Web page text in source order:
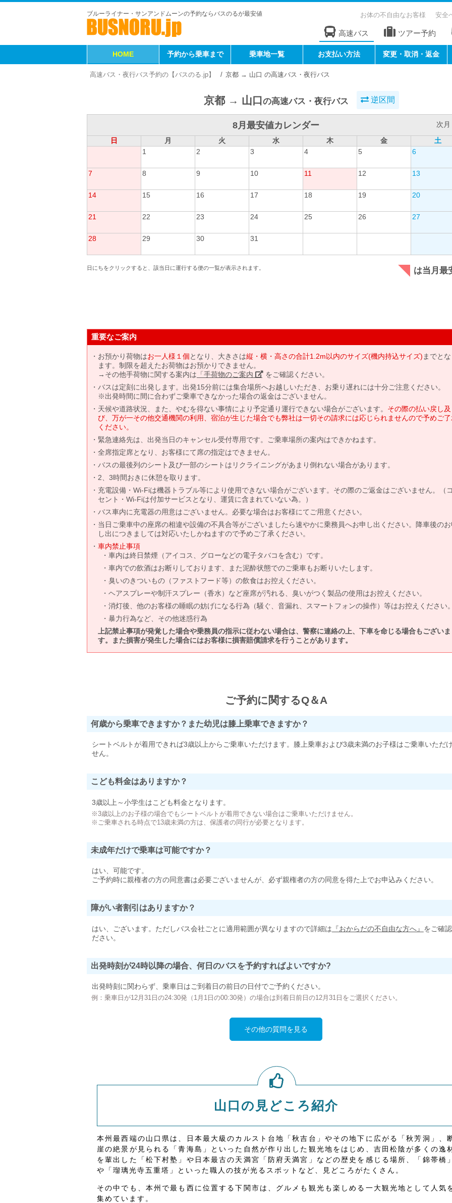
ブルーライナー・サンアンドムーンの予約ならバスのるが最安値 お体の不自由なお客様 安全
高速バス ツアー予約
HOME 予約から乗車まで 乗車地一覧 お支払い方法 変更・取消・返金
高速バス・夜行バス予約の【バスのる.jp】 京都 → 山口 の高速バス・夜行バス
京都 → 山口の高速バス・夜行バス 逆区間
8月最安値カレンダー
次月
日
月 火 水 木 金
土
1
2 3 4 5 6
7 8 9 10 11 12 13
14 15 16 17 18 19 20
21 22 23 24 25 26 27
28 29 30 31
日にちをクリックすると、該当日に運行する便の一覧が表示されます。 は当月最
重要なご案内
お預かり荷物はお一人様１個となり、大きさは縦・横・高さの合計1.2m以内のサイズ(機内持込サイズ) までと
ます。制限を超えたお荷物はお預かりできません。
→その他手荷物に関する案内は 「手荷物のご案内」 をご確認ください。
バスは定刻に出発します。出発15分前には集合場所へお越しいただき、お乗り遅れには十分ご注意ください。
※出発時間に間に合わずご乗車できなかった場合の返金はございません。
天候や道路状況、また、やむを得ない事情により予定通り運行できない場合がございます。 その際の払い戻し及
び、万が一その他交通機関の利用、宿泊が生じた場合でも弊社は一切その請求には応じられませんので予めご
ください。
緊急連絡先は、出発当日のキャンセル受付専用です。ご乗車場所の案内はできかねます。
全席指定席となり、お客様にて席の指定はできません。
バスの最後列のシート及び一部のシートはリクライニングがあまり倒れない場合があります。
2、3時間おきに休憩を取ります。
充電設備・Wi-Fiは機器トラブル等により使用できない場合がございます。その際のご返金はございません。（
セント・Wi-Fiは付加サービスとなり、運賃に含まれていない為。）
バス車内に充電器の用意はございません。必要な場合はお客様にてご用意ください。
当日ご乗車中の座席の相違や設備の不具合等がございましたら速やかに乗務員へお申し出ください。降車後の
し出につきましては対応いたしかねますので予めご了承ください。
車内禁止事項
車内は終日禁煙（アイコス、グローなどの電子タバコを含む）です。
車内での飲酒はお断りしております、また泥酔状態でのご乗車もお断りいたします。
臭いのきついもの（ファストフード等）の飲食はお控えください。
ヘアスプレーや制汗スプレー（香水）など座席が汚れる、臭いがつく製品の使用はお控えください。
消灯後、他のお客様の睡眠の妨げになる行為（騒ぐ、音漏れ、スマートフォンの操作）等はお控えください
暴力行為など、その他迷惑行為
上記禁止事項が発覚した場合や乗務員の指示に従わない場合は、警察に連絡の上、下車を命じる場合もございま
す。また損害が発生した場合にはお客様に損害賠償請求を行うことがあります。
ご予約に関するQ＆A
何歳から乗車できますか？また幼児は膝上乗車できますか？
シートベルトが着用できれば3歳以上からご乗車いただけます。膝上乗車および3歳未満のお子様はご乗車いただ
せん。
こども料金はありますか？
3歳以上～小学生はこども料金となります。
※3歳以上のお子様の場合でもシートベルトが着用できない場合はご乗車いただけません。
※ご乗車される時点で13歳未満の方は、保護者の同行が必要となります。
未成年だけで乗車は可能ですか？
はい、可能です。
ご予約時に親権者の方の同意書は必要ございませんが、必ず親権者の方の同意を得た上でお申込みください。
障がい者割引はありますか？
はい、ございます。ただしバス会社ごとに適用範囲が異なりますので詳細は 『おからだの不自由な方へ』 をご確
ださい。
出発時刻が24時以降の場合、何日のバスを予約すればよいですか?
出発時刻に関わらず、乗車日はご到着日の前日の日付でご予約ください。
例：乗車日が12月31日の24:30発（1月1日の00:30発）の場合は到着日前日の12月31日をご選択ください。
その他の質問を見る
山口の見どころ紹介
本州最西端の山口県は、日本最大級のカルスト台地「秋吉台」やその地下に広がる「秋芳洞」、
崖の絶景が見られる「青海島」といった自然が作り出した観光地をはじめ、吉田松陰が多くの逸
を輩出した「松下村塾」や日本最古の天満宮「防府天満宮」などの歴史を感じる場所、「錦帯橋
や「瑠璃光寺五重塔」といった職人の技が光るスポットなど、見どころがたくさん。
その中でも、本州で最も西に位置する下関市は、グルメも観光も楽しめる一大観光地として人気
集めています。